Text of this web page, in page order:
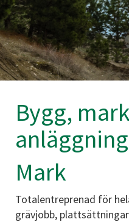
Bygg,
anläggning
Mark
Totalentreprenad för
grävjobb,